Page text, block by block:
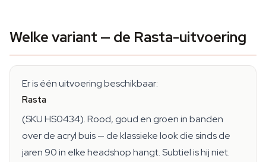
Welke variant — de Rasta-uitvoering
Er is één uitvoering beschikbaar:
Rasta
(SKU HS0434). Rood, goud en groen in banden
over de acryl buis — de klassieke look die sinds de
jaren 90 in elke headshop hangt. Subtiel is hij niet.